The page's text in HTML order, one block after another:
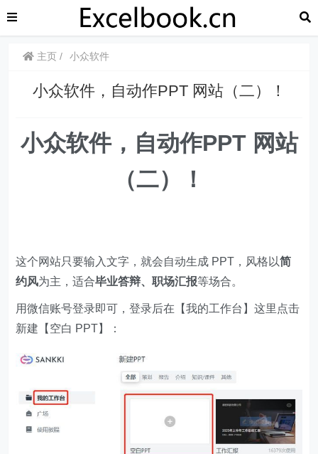
主页 小众软件
小众软件，自动作PPT 网站（二）！
小众软件，自动作PPT 网站
（二）！
这个网站只要输入文字，就会自动生成 PPT，风格以简
约风为主，适合毕业答辩、职场汇报等场合。
用微信账号登录即可，登录后在【我的工作台】这里点击
新建【空白 PPT】：